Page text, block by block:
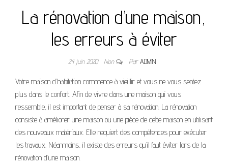
La rénovation d’une maison,
les erreurs à éviter
24 juin 2020 Non ParADMIN
Votre maison d’habitation commence à vieillir et vous ne vous sentez
plus dans le confort. Afin de vivre dans une maison qui vous
ressemble, il est important de penser à sa rénovation. La rénovation
consiste à améliorer une maison ou une pièce de cette maison en utilisant
des nouveaux matériaux. Elle requiert des compétences pour exécuter
les travaux. Néanmoins, il existe des erreurs qu’il faut éviter lors de la
rénovation d’une maison.